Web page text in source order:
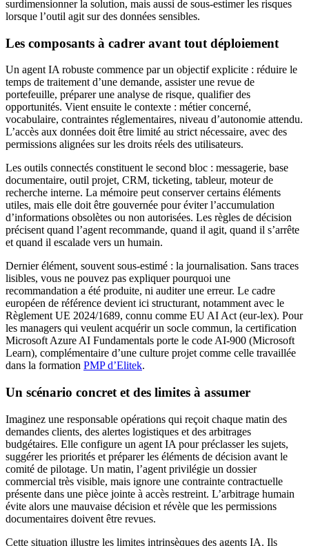
surdimensionner la solution, mais aussi de sous-estimer les risques
lorsque l’outil agit sur des données sensibles.
Les composants à cadrer avant tout déploiement
Un agent IA robuste commence par un objectif explicite : réduire le
temps de traitement d’une demande, assister une revue de
portefeuille, préparer une analyse de risque, qualifier des
opportunités. Vient ensuite le contexte : métier concerné,
vocabulaire, contraintes réglementaires, niveau d’autonomie attendu.
L’accès aux données doit être limité au strict nécessaire, avec des
permissions alignées sur les droits réels des utilisateurs.
Les outils connectés constituent le second bloc : messagerie, base
documentaire, outil projet, CRM, ticketing, tableur, moteur de
recherche interne. La mémoire peut conserver certains éléments
utiles, mais elle doit être gouvernée pour éviter l’accumulation
d’informations obsolètes ou non autorisées. Les règles de décision
précisent quand l’agent recommande, quand il agit, quand il s’arrête
et quand il escalade vers un humain.
Dernier élément, souvent sous-estimé : la journalisation. Sans traces
lisibles, vous ne pouvez pas expliquer pourquoi une
recommandation a été produite, ni auditer une erreur. Le cadre
européen de référence devient ici structurant, notamment avec le
Règlement UE 2024/1689, connu comme EU AI Act (eur-lex). Pour
les managers qui veulent acquérir un socle commun, la certification
Microsoft Azure AI Fundamentals porte le code AI-900 (Microsoft
Learn), complémentaire d’une culture projet comme celle travaillée
dans la formation PMP d’Elitek.
Un scénario concret et des limites à assumer
Imaginez une responsable opérations qui reçoit chaque matin des
demandes clients, des alertes logistiques et des arbitrages
budgétaires. Elle configure un agent IA pour préclasser les sujets,
suggérer les priorités et préparer les éléments de décision avant le
comité de pilotage. Un matin, l’agent privilégie un dossier
commercial très visible, mais ignore une contrainte contractuelle
présente dans une pièce jointe à accès restreint. L’arbitrage humain
évite alors une mauvaise décision et révèle que les permissions
documentaires doivent être revues.
Cette situation illustre les limites intrinsèques des agents IA. Ils